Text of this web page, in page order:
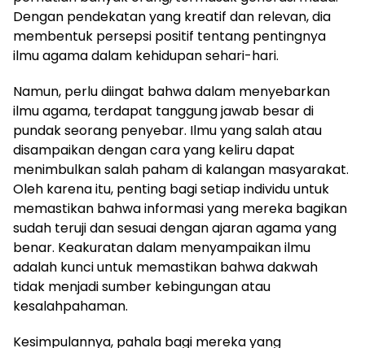
Dengan pendekatan yang kreatif dan relevan, dia
membentuk persepsi positif tentang pentingnya
ilmu agama dalam kehidupan sehari-hari.
Namun, perlu diingat bahwa dalam menyebarkan
ilmu agama, terdapat tanggung jawab besar di
pundak seorang penyebar. Ilmu yang salah atau
disampaikan dengan cara yang keliru dapat
menimbulkan salah paham di kalangan masyarakat.
Oleh karena itu, penting bagi setiap individu untuk
memastikan bahwa informasi yang mereka bagikan
sudah teruji dan sesuai dengan ajaran agama yang
benar. Keakuratan dalam menyampaikan ilmu
adalah kunci untuk memastikan bahwa dakwah
tidak menjadi sumber kebingungan atau
kesalahpahaman.
Kesimpulannya, pahala bagi mereka yang